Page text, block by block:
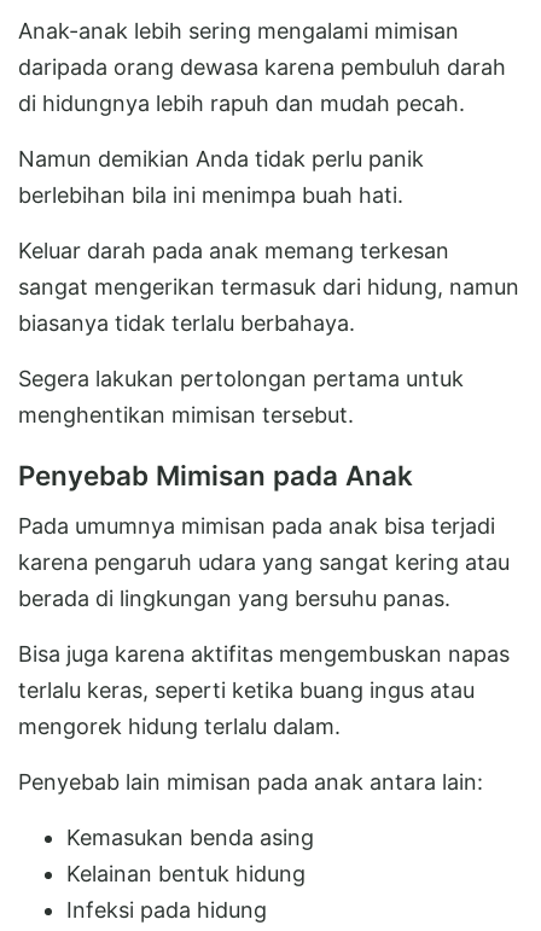
Anak-anak lebih sering mengalami mimisan
daripada orang dewasa karena pembuluh darah
di hidungnya lebih rapuh dan mudah pecah.
Namun demikian Anda tidak perlu panik
berlebihan bila ini menimpa buah hati.
Keluar darah pada anak memang terkesan
sangat mengerikan termasuk dari hidung, namun
biasanya tidak terlalu berbahaya.
Segera lakukan pertolongan pertama untuk
menghentikan mimisan tersebut.
Penyebab Mimisan pada Anak
Pada umumnya mimisan pada anak bisa terjadi
karena pengaruh udara yang sangat kering atau
berada di lingkungan yang bersuhu panas.
Bisa juga karena aktifitas mengembuskan napas
terlalu keras, seperti ketika buang ingus atau
mengorek hidung terlalu dalam.
Penyebab lain mimisan pada anak antara lain:
Kemasukan benda asing
Kelainan bentuk hidung
Infeksi pada hidung